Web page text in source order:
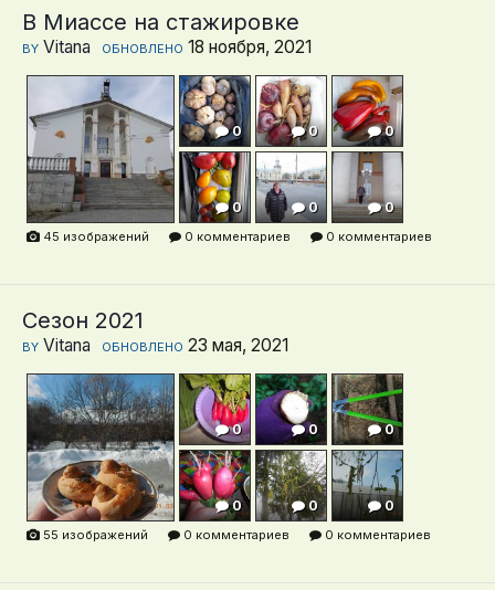
0 0 0
0 0 0
0 0
В Миассе на стажировке
BY Vitana ОБНОВЛЕНО 18 ноября, 2021
0 0 0
0 0 0
0 0 0
0 0 0
0 0 0
45 изображений 0 комментариев 0 комментариев
Сезон 2021
BY Vitana ОБНОВЛЕНО 23 мая, 2021
0 0 0
0 0 0
0 0 0
55 изображений 0 комментариев 0 комментариев